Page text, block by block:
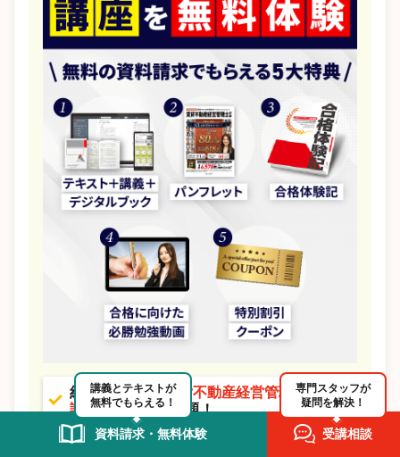
約7.5時間分の賃貸不動産経営管理士試験の
講義が20日間見放題！
実際に勉強できる！賃貸不動産経営管理士
講義とテキストが
無料でもらえる！
資料請求・無料体験
専門スタッフが
疑問を解決！
受講相談